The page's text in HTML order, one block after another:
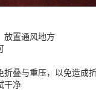
放置通风地方
叠与重压，以免造成
干净